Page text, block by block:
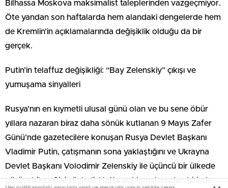
Bilhassa Moskova maksimalist taleplerinden vazgeçmiyor.
Öte yandan son haftalarda hem alandaki dengelerde hem
de Kremlin’in açıklamalarında değişiklik olduğu da bir
gerçek.
Putin’in telaffuz değişikliği: “Bay Zelenskiy” çıkışı ve
yumuşama sinyalleri
Rusya’nın en kıymetli ulusal günü olan ve bu sene öbür
yıllara nazaran biraz daha sönük kutlanan 9 Mayıs Zafer
Günü’nde gazetecilere konuşan Rusya Devlet Başkanı
Vladimir Putin, çatışmanın sona yaklaştığını ve Ukrayna
Devlet Başkanı Volodimir Zelenskiy ile üçüncü bir ülkede
görüşebileceğini söyledi. Hatta açıklamalarından birinde